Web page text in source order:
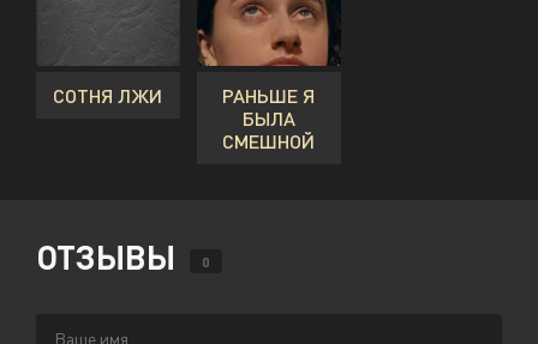
СОТНЯ ЛЖИ
РАНЬШЕ Я
БЫЛА
СМЕШНОЙ
ОТЗЫВЫ 0